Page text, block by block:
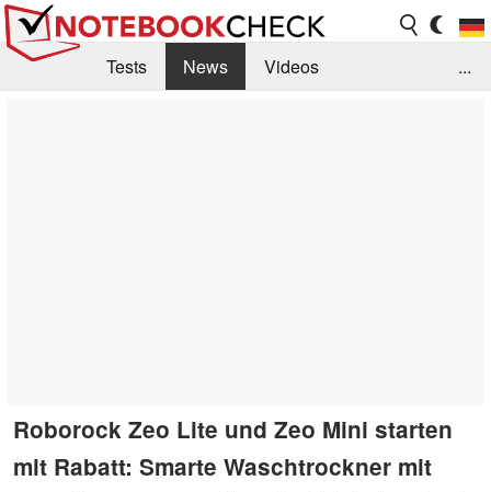
Tests News
Videos
...
Roborock Zeo Lite und Zeo Mini starten
mit Rabatt: Smarte Waschtrockner mit